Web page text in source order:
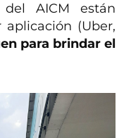
AICM están
(Uber,
para brindar el